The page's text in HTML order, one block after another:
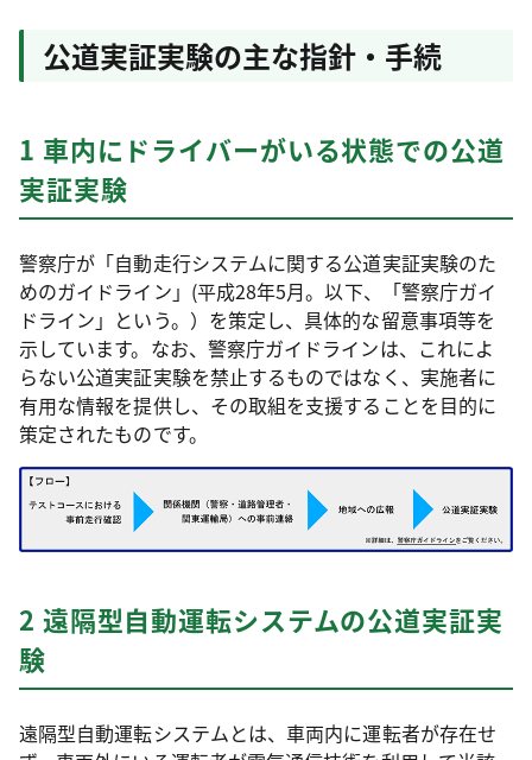
公道実証実験の主な指針・手続
1 車内にドライバーがいる状態での公道
実証実験
警察庁が「自動走行システムに関する公道実証実験のた
めのガイドライン」(平成28年5月。以下、「警察庁ガイ
ドライン」という。）を策定し、具体的な留意事項等を
示しています。なお、警察庁ガイドラインは、これによ
らない公道実証実験を禁止するものではなく、実施者に
有用な情報を提供し、その取組を支援することを目的に
策定されたものです。
2 遠隔型自動運転システムの公道実証実
験
遠隔型自動運転システムとは、車両内に運転者が存在せ